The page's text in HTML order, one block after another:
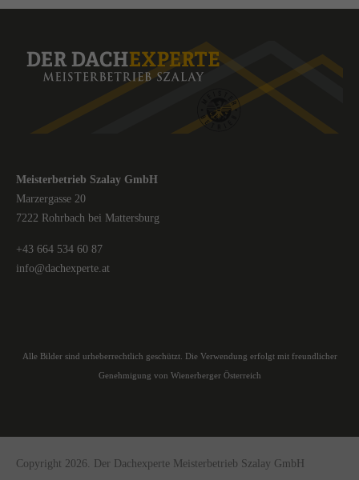
Meisterbetrieb Szalay GmbH
Marzergasse 20
7222 Rohrbach bei Mattersburg
+43 664 534 60 87
info@dachexperte.at
Alle Bilder sind urheberrechtlich geschützt. Die Verwendung erfolgt mit freundlicher
Genehmigung von Wienerberger Österreich
Copyright 2026. Der Dachexperte Meisterbetrieb Szalay GmbH